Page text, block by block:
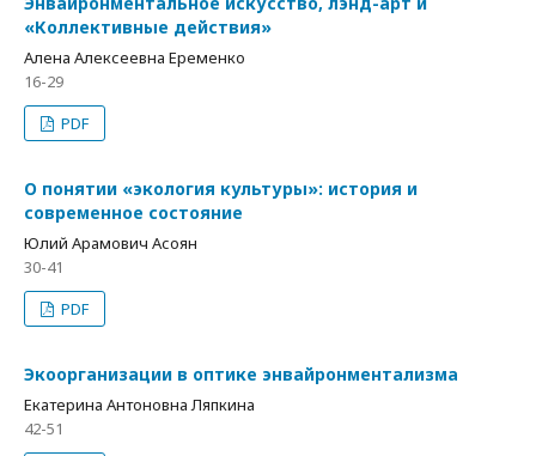
«Коллективные действия»
Алена Алексеевна Еременко
16-29
PDF
О понятии «экология культуры»: история и
современное состояние
Юлий Арамович Асоян
30-41
PDF
Экоорганизации в оптике энвайронментализма
Екатерина Антоновна Ляпкина
42-51